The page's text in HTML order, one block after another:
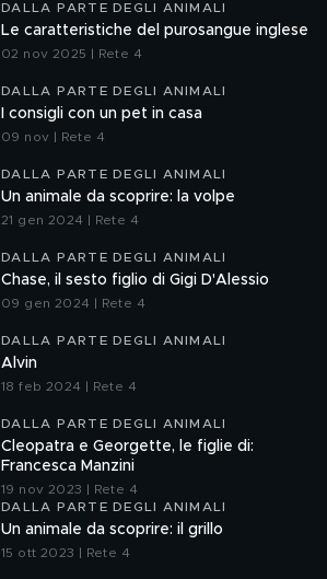
DALLA PARTE DEGLI ANIMALI
Le caratteristiche del purosangue inglese
02 nov 2025 | Rete 4
DALLA PARTE DEGLI ANIMALI
I consigli con un pet in casa
09 nov | Rete 4
DALLA PARTE DEGLI ANIMALI
Un animale da scoprire: la volpe
21 gen 2024 | Rete 4
DALLA PARTE DEGLI ANIMALI
Chase, il sesto figlio di Gigi D'Alessio
09 gen 2024 | Rete 4
DALLA PARTE DEGLI ANIMALI
Alvin
18 feb 2024 | Rete 4
DALLA PARTE DEGLI ANIMALI
Cleopatra e Georgette, le figlie di:
Francesca Manzini
19 nov 2023 | Rete 4
DALLA PARTE DEGLI ANIMALI
Un animale da scoprire: il grillo
15 ott 2023 | Rete 4